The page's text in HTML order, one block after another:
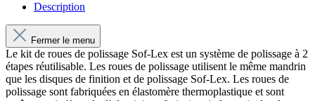
Description
Fermer le menu
Le kit de roues de polissage Sof-Lex est un système de polissage à 2
étapes réutilisable. Les roues de polissage utilisent le même mandrin
que les disques de finition et de polissage Sof-Lex. Les roues de
polissage sont fabriquées en élastomère thermoplastique et sont